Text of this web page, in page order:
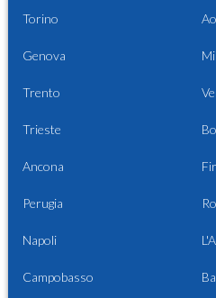
Torino
Genova
Trento
Trieste
Ancona
Perugia
Napoli
Campobasso